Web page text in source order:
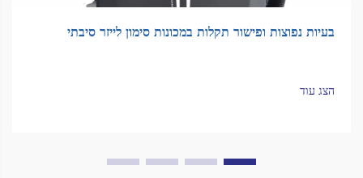
בעיות נפוצות ופישור תקלות במכונות סימון לייזר סיבתי
הצג עוד